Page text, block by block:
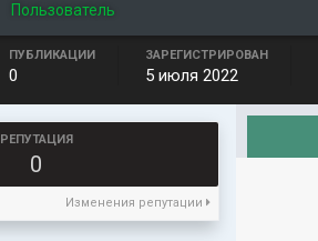
Пользователь
ПУБЛИКАЦИИ
0
ЗАРЕГИСТРИРОВАН
5 июля 2022
РЕПУТАЦИЯ
0
Изменения репутации